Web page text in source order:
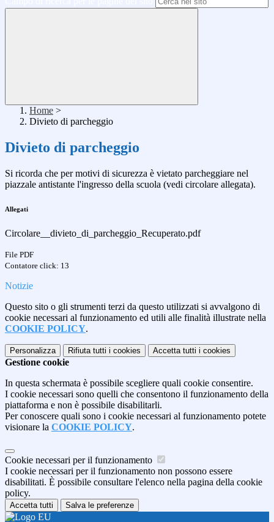
Home >
Divieto di parcheggio
Divieto di parcheggio
Si ricorda che per motivi di sicurezza è vietato parcheggiare nel
piazzale antistante l'ingresso della scuola (vedi circolare allegata).
Allegati
Circolare__divieto_di_parcheggio_Recuperato.pdf
File PDF
Contatore click: 13
Notizie
Questo sito o gli strumenti terzi da questo utilizzati si avvalgono di
cookie necessari al funzionamento ed utili alle finalità illustrate nella
COOKIE POLICY.
Personalizza Rifiuta tutti i cookies Accetta tutti i cookies
Gestione cookie
In questa schermata è possibile scegliere quali cookie consentire.
I cookie necessari sono quelli che consentono il funzionamento della
piattaforma e non è possibile disabilitarli.
Per conoscere quali sono i cookie necessari al funzionamento potete
visionare la COOKIE POLICY.
Cookie necessari per il funzionamento
I cookie necessari per il funzionamento non possono essere
disabilitati. È possibile consultare l'elenco nella pagina della cookie
policy.
Accetta tutti Salva le preferenze